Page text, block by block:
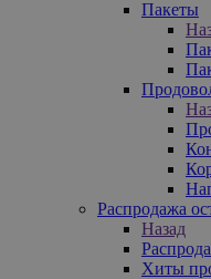
Пакеты
Распродажа
Назад
Хиты